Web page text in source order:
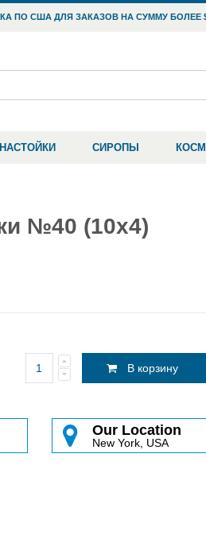
ПО США ДЛЯ ЗАКАЗОВ НА СУММУ БОЛЕЕ
НАСТОЙКИ СИРОПЫ
№40 (10х4)
В корзину
Our Location
New York, USA